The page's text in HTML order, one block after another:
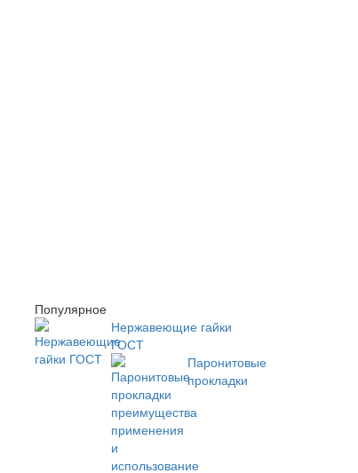
Популярное
Нержавеющие гайки
ГОСТ
Паронитовые
прокладки